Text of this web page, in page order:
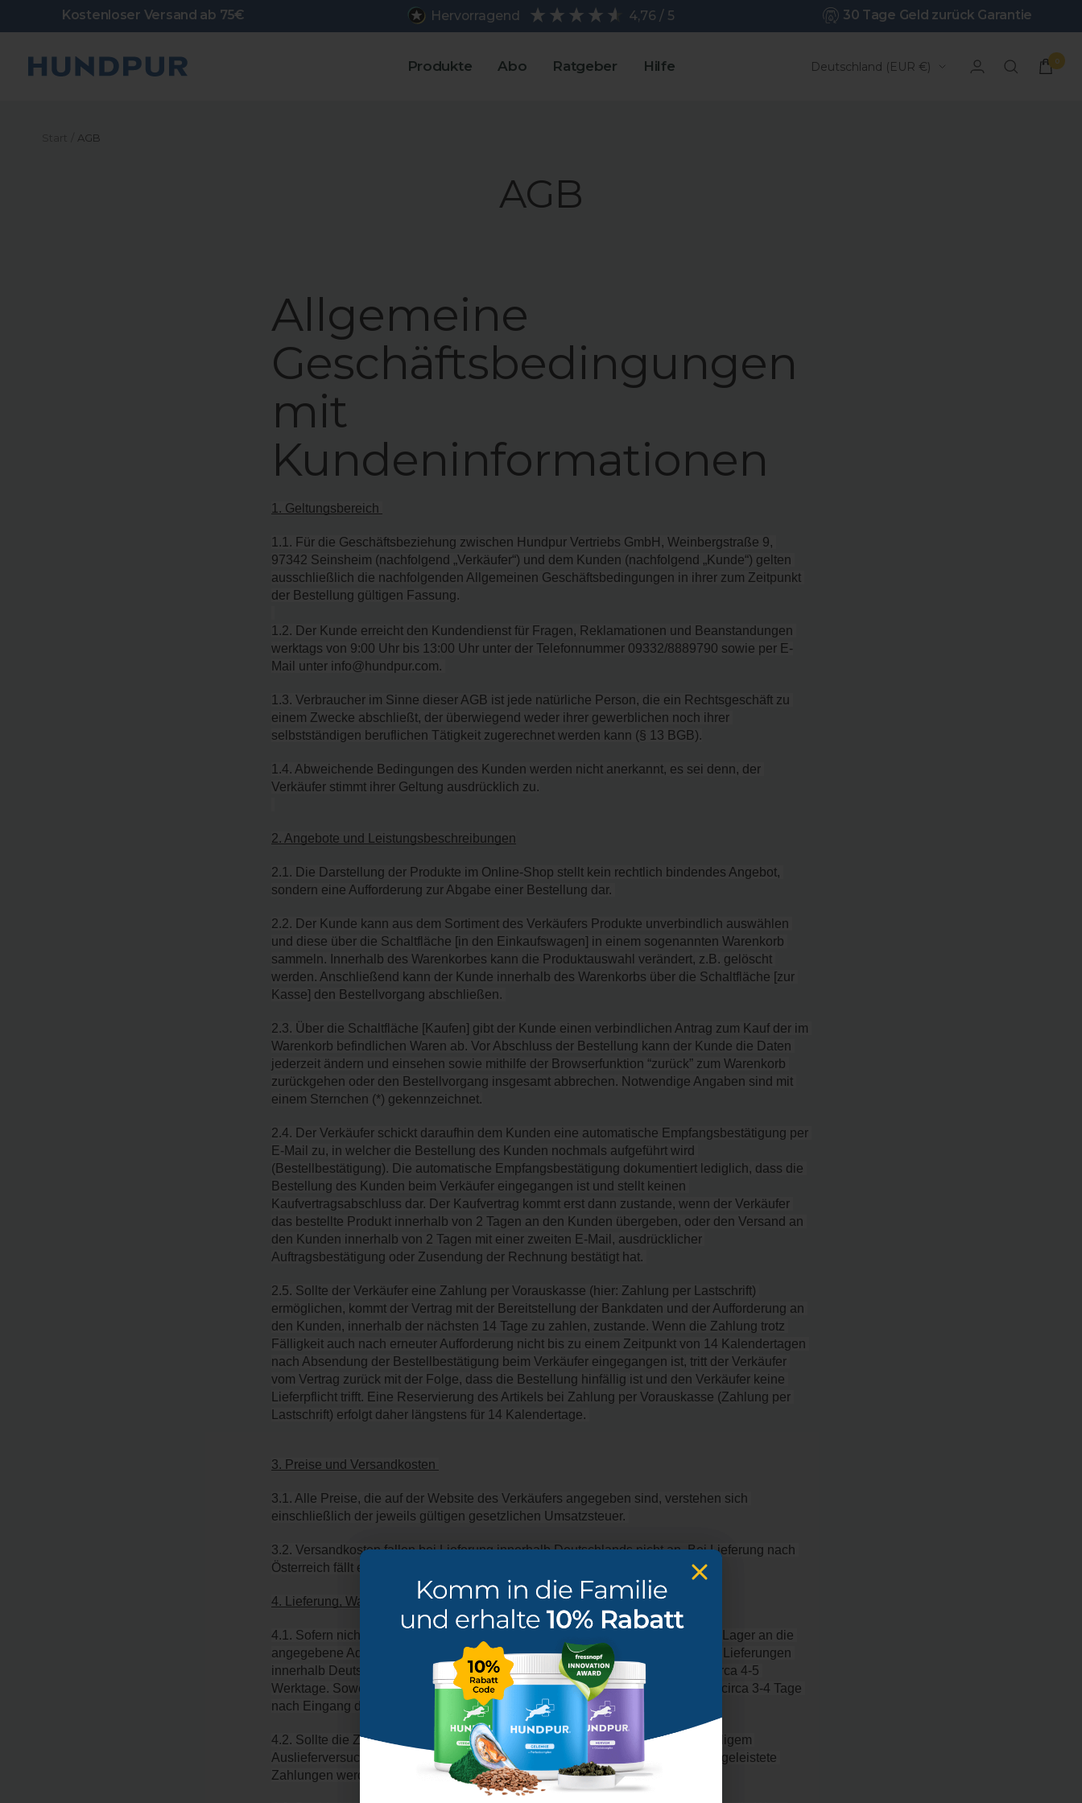
zum
30 Tage Geld zurück Garantie
Kostenloser Versand ab 75€ Hervorragend 4,76 / 5
Produkte Abo Ratgeber Hilfe
Hundpur Land/Region
Deutschland (EUR €) 0
AGB
AGB
Allgemeine
Geschäftsbedingungen
mit
Kundeninformationen
1. Geltungsbereich
1.1. Für die Geschäftsbeziehung zwischen Hundpur Vertriebs GmbH, Weinbergstraße 9,
97342 Seinsheim (nachfolgend „Verkäufer“) und dem Kunden (nachfolgend „Kunde“) gelten
ausschließlich die nachfolgenden Allgemeinen Geschäftsbedingungen in ihrer zum Zeitpunkt
der Bestellung gültigen Fassung.
1.2. Der Kunde erreicht den Kundendienst für Fragen, Reklamationen und Beanstandungen
werktags von 9:00 Uhr bis 13:00 Uhr unter der Telefonnummer 09332/8889790 sowie per E-
Mail unter info@hundpur.com.
1.3. Verbraucher im Sinne dieser AGB ist jede natürliche Person, die ein Rechtsgeschäft zu
einem Zwecke abschließt, der überwiegend weder ihrer gewerblichen noch ihrer
selbstständigen beruflichen Tätigkeit zugerechnet werden kann (§ 13 BGB).
1.4. Abweichende Bedingungen des Kunden werden nicht anerkannt, es sei denn, der
Verkäufer stimmt ihrer Geltung ausdrücklich zu.
2. Angebote und Leistungsbeschreibungen
2.1. Die Darstellung der Produkte im Online-Shop stellt kein rechtlich bindendes Angebot,
sondern eine Aufforderung zur Abgabe einer Bestellung dar.
2.2. Der Kunde kann aus dem Sortiment des Verkäufers Produkte unverbindlich auswählen
und diese über die Schaltfläche [in den Einkaufswagen] in einem sogenannten Warenkorb
sammeln. Innerhalb des Warenkorbes kann die Produktauswahl verändert, z.B. gelöscht
werden. Anschließend kann der Kunde innerhalb des Warenkorbs über die Schaltfläche [zur
Kasse] den Bestellvorgang abschließen.
2.3. Über die Schaltfläche [Kaufen] gibt der Kunde einen verbindlichen Antrag zum Kauf der im
Warenkorb befindlichen Waren ab. Vor Abschluss der Bestellung kann der Kunde die Daten
jederzeit ändern und einsehen sowie mithilfe der Browserfunktion “zurück” zum Warenkorb
zurückgehen oder den Bestellvorgang insgesamt abbrechen. Notwendige Angaben sind mit
einem Sternchen (*) gekennzeichnet.
2.4. Der Verkäufer schickt daraufhin dem Kunden eine automatische Empfangsbestätigung per
E-Mail zu, in welcher die Bestellung des Kunden nochmals aufgeführt wird
(Bestellbestätigung). Die automatische Empfangsbestätigung dokumentiert lediglich, dass die
Bestellung des Kunden beim Verkäufer eingegangen ist und stellt keinen
Kaufvertragsabschluss dar. Der Kaufvertrag kommt erst dann zustande, wenn der Verkäufer
das bestellte Produkt innerhalb von 2 Tagen an den Kunden übergeben, oder den Versand an
den Kunden innerhalb von 2 Tagen mit einer zweiten E-Mail, ausdrücklicher
Auftragsbestätigung oder Zusendung der Rechnung bestätigt hat.
2.5. Sollte der Verkäufer eine Zahlung per Vorauskasse (hier: Zahlung per Lastschrift)
ermöglichen, kommt der Vertrag mit der Bereitstellung der Bankdaten und der Aufforderung an
den Kunden, innerhalb der nächsten 14 Tage zu zahlen, zustande. Wenn die Zahlung trotz
Fälligkeit auch nach erneuter Aufforderung nicht bis zu einem Zeitpunkt von 14 Kalendertagen
nach Absendung der Bestellbestätigung beim Verkäufer eingegangen ist, tritt der Verkäufer
vom Vertrag zurück mit der Folge, dass die Bestellung hinfällig ist und den Verkäufer keine
Lieferpflicht trifft. Eine Reservierung des Artikels bei Zahlung per Vorauskasse (Zahlung per
Lastschrift) erfolgt daher längstens für 14 Kalendertage.
3. Preise und Versandkosten
3.1. Alle Preise, die auf der Website des Verkäufers angegeben sind, verstehen sich
einschließlich der jeweils gültigen gesetzlichen Umsatzsteuer.
3.2. Versandkosten fallen bei Lieferung innerhalb Deutschlands nicht an. Bei Lieferung nach
Österreich fällt eine Versandkostenpauschale in Höhe von 6,90 EUR an.
4. Lieferung, Warenverfügbarkeit
4.1. Sofern nicht anders vereinbart, erfolgt die Lieferung der Ware von unserem Lager an die
angegebene Adresse in Deutschland oder Österreich. Die Lieferzeit beträgt bei Lieferungen
innerhalb Deutschlands circa 2-3 Werktage, bei Lieferungen nach Österreich circa 4-5
Werktage. Soweit Zahlung per Vorauskasse vereinbart ist, erfolgt die Lieferung circa 3-4 Tage
nach Eingang des Rechnungsbetrages.
4.2. Sollte die Zustellung der Ware durch Verschulden des Kunden trotz dreimaligem
Auslieferversuchs scheitern, kann der Verkäufer vom Vertrag zurücktreten. Ggf. geleistete
Zahlungen werden dem Kunden unverzüglich erstattet.